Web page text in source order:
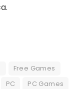
Free Games
PC
PC Games